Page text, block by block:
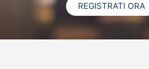
REGISTRATI ORA